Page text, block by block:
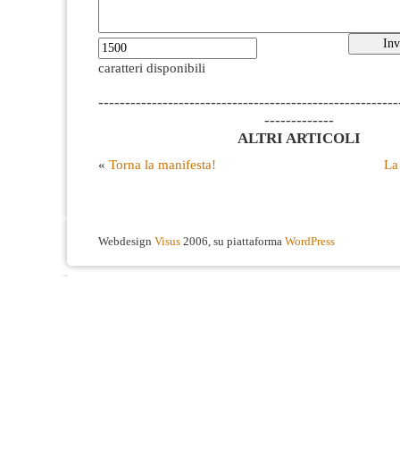
caratteri disponibili
-------------
ALTRI ARTICOLI
« Torna la manifesta!
Webdesign Visus 2006, su piattaforma WordPress